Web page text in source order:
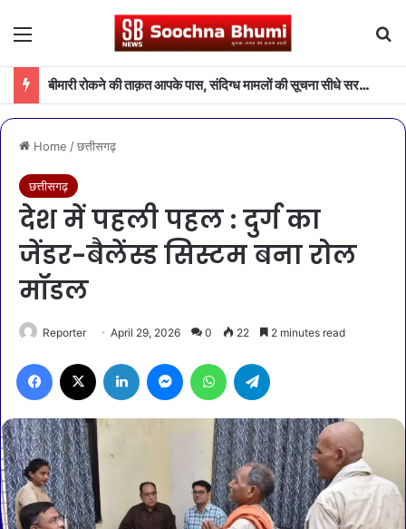
Menu
बीमारी रोकने की ताक़त आपके पास, संदिग्ध मामलों की सूचना सीधे सरकार तक पहुंचाएं
Home /छत्तीसगढ़
छत्तीसगढ़
देश में पहली पहल : दुर्ग का
जेंडर-बैलेंस्ड सिस्टम बना रोल
मॉडल
Reporter April 29, 2026 0 22 2 minutes read
Facebook LinkedIn MessengerWhatsApp